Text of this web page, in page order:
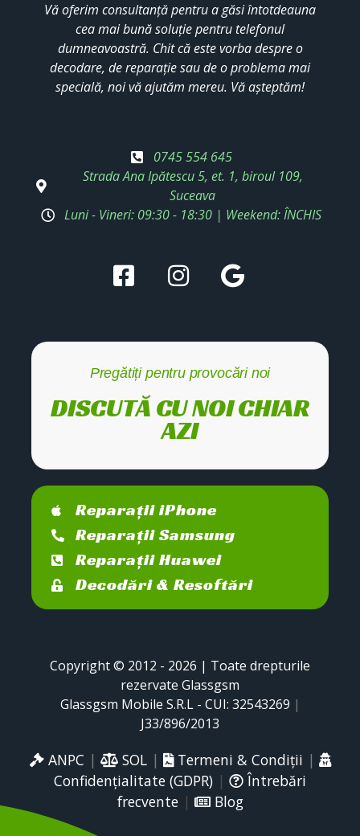
Vă oferim consultanță pentru a găsi întotdeauna
cea mai bună soluție pentru telefonul
dumneavoastră. Chit că este vorba despre o
decodare, de reparație sau de o problema mai
specială, noi vă ajutăm mereu. Vă așteptăm!
0745 554 645
Strada Ana Ipătescu 5, et. 1, biroul 109,
Suceava
Luni - Vineri: 09:30 - 18:30 | Weekend: ÎNCHIS
Pregătiți pentru provocări noi
DISCUTĂ CU NOI CHIAR
AZI
Reparații iPhone
Reparații Samsung
Reparații Huawei
Decodări & Resoftări
Copyright © 2012 - 2026 | Toate drepturile
rezervate Glassgsm
Glassgsm Mobile S.R.L - CUI: 32543269 |
J33/896/2013
ANPC | SOL| Termeni & Condiții |
Confidențialitate (GDPR) |
Întrebări
frecvente| Blog